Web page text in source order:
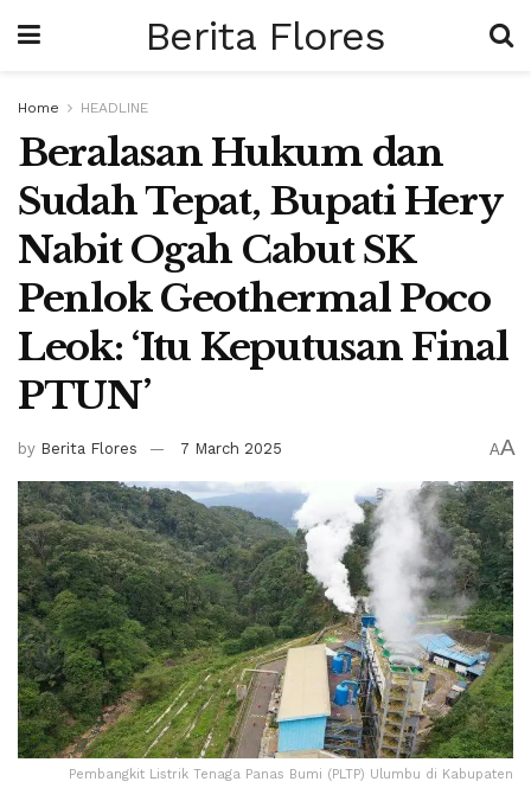
Berita Flores
Home HEADLINE
Beralasan Hukum dan
Sudah Tepat, Bupati Hery
Nabit Ogah Cabut SK
Penlok Geothermal Poco
Leok: ‘Itu Keputusan Final
PTUN’
by Berita Flores 7 March 2025 AA
Pembangkit Listrik Tenaga Panas Bumi (PLTP) Ulumbu di Kabupaten